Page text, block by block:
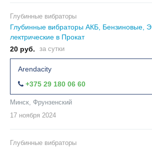
Глубинные вибраторы
Глубинные вибраторы АКБ, Бензиновые, Э
лектрические в Прокат
20 руб.
за сутки
Arendacity
+375 29 180 06 60
Минск, Фрунзенский
17 ноября 2024
Глубинные вибраторы